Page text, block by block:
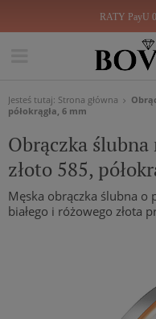
RATY PayU
Jesteś tutaj: Strona główna
półokrągła, 6 mm
Obrączka ślubna
złoto 585,
Męska obrączka ślubna o
białego i różowego złota